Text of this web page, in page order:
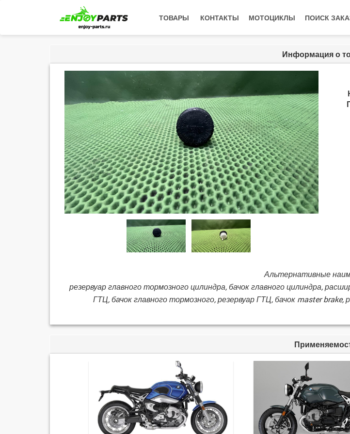
ТОВАРЫ КОНТАКТЫ МОТОЦИКЛЫ ПОИСК
Информация о
Альтернативные
резервуар главного тормозного цилиндра, бачок главного цилиндра,
ГТЦ, бачок главного тормозного, резервуар ГТЦ, бачок master